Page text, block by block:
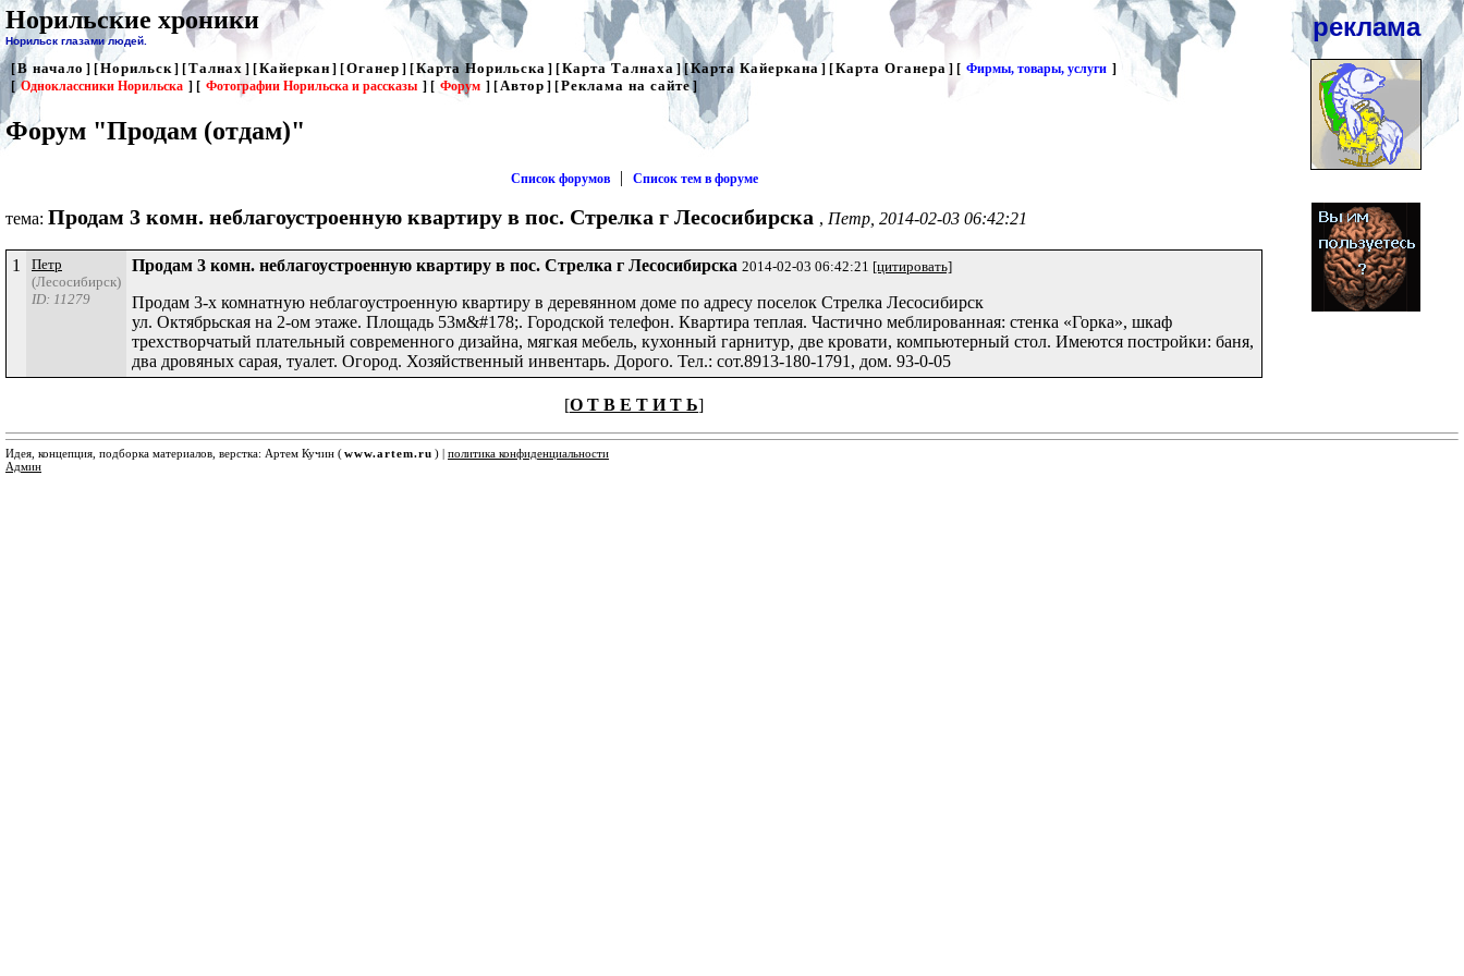
Норильские хроники
Норильск глазами людей.
[В начало ] [Норильск] [Талнах ] [Кайеркан ] [Оганер ] [Карта Норильска ] [Карта Талнаха ] [Карта Кайеркана] [Карта Оганера ] [ Фирмы, товары, услуги ]
[ Одноклассники Норильска ] [ Фотографии Норильска и рассказы ] [ Форум ] [Автор ] [Реклама на сайте]
Форум "Продам (отдам)"
Список форумов | Список тем в форуме
тема: Продам 3 комн. неблагоустроенную квартиру в пос. Стрелка г Лесосибирска , Петр, 2014-02-03 06:42:21
1
Петр
(Лесосибирск)
ID: 11279
Продам 3 комн. неблагоустроенную квартиру в пос. Стрелка г Лесосибирска 2014-02-03 06:42:21 [цитировать]
Продам 3-х комнатную неблагоустроенную квартиру в деревянном доме по адресу поселок Стрелка Лесосибирск
ул. Октябрьская на 2-ом этаже. Площадь 53м&#178;. Городской телефон. Квартира теплая. Частично меблированная: стенка «Горка», шкаф
трехстворчатый плательный современного дизайна, мягкая мебель, кухонный гарнитур, две кровати, компьютерный стол. Имеются постройки: баня,
два дровяных сарая, туалет. Огород. Хозяйственный инвентарь. Дорого. Тел.: сот.8913-180-1791, дом. 93-0-05
[О Т В Е Т И Т Ь]
реклама
Идея, концепция, подборка материалов, верстка: Артем Кучин (www.artem.ru ) | политика конфиденциальности
Админ